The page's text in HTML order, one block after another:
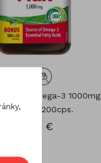
Flax Omega-3 1000mg
olej 200cps.
23,22 €